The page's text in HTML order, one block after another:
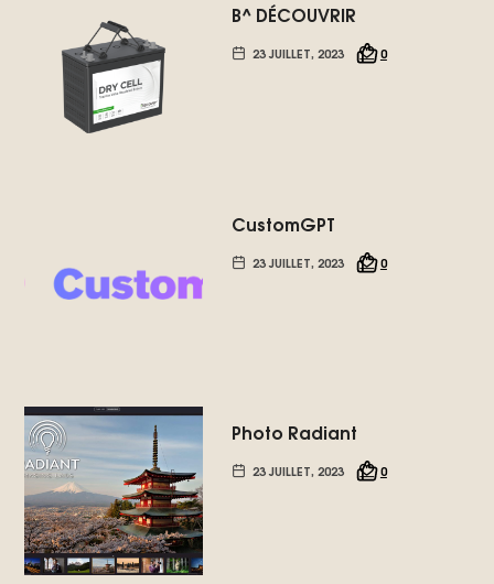
B^ DÉCOUVRIR
23 JUILLET, 2023 0
CustomGPT
23 JUILLET, 2023 0
Photo Radiant
23 JUILLET, 2023 0